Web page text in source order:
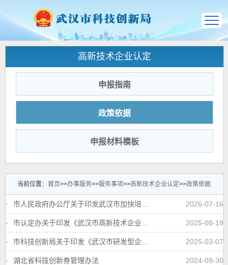
高新技术企业认定
申报指南
政策依据
申报材料模板
当前位置： 首页>>办事服务>>服务事项>>高新技术企业认定>>政策依据
2026-07-16
·
2025-08-19
·
2025-03-07
·
2024-09-30
· 湖北省科技创新券管理办法